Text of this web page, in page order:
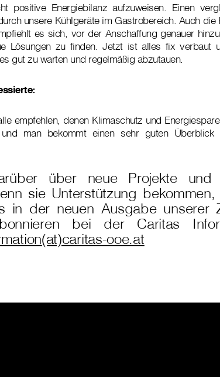
positive Energiebilanz aufzuweisen. Einen
unsere Kühlgeräte im Gastrobereich. Auch die
es sich, vor der Anschaffung genauer
Lösungen zu finden. Jetzt ist alles fix verbaut
gut zu warten und regelmäßig abzutauen.
empfehlen, denen Klimaschutz und
man bekommt einen sehr guten Überblick
über neue Projekte und
sie Unterstützung
in der neuen Ausgabe unserer
bei der Caritas
ooe.at